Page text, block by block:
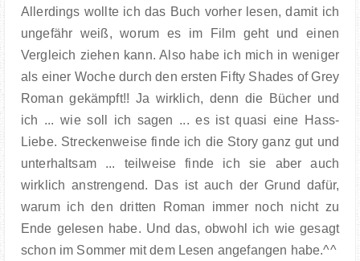
Allerdings wollte ich das Buch vorher lesen, damit ich
ungefähr weiß, worum es im Film geht und einen
Vergleich ziehen kann. Also habe ich mich in weniger
als einer Woche durch den ersten Fifty Shades of Grey
Roman gekämpft!! Ja wirklich, denn die Bücher und
ich ... wie soll ich sagen ... es ist quasi eine Hass-
Liebe. Streckenweise finde ich die Story ganz gut und
unterhaltsam ... teilweise finde ich sie aber auch
wirklich anstrengend. Das ist auch der Grund dafür,
warum ich den dritten Roman immer noch nicht zu
Ende gelesen habe. Und das, obwohl ich wie gesagt
schon im Sommer mit dem Lesen angefangen habe.^^